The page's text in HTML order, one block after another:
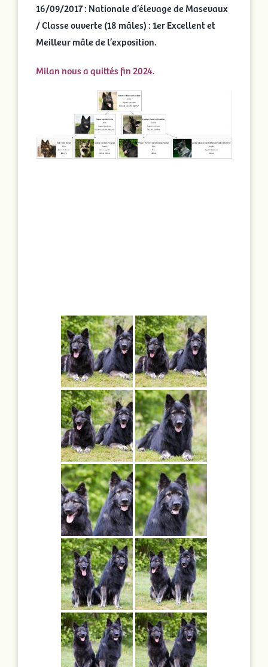
16/09/2017 : Nationale d’élevage de Masevaux
/ Classe ouverte (18 mâles) : 1er Excellent et
Meilleur mâle de l’exposition.
Milan nous a quittés fin 2024.